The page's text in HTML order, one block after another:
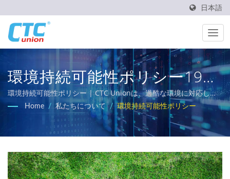
日本語
環境持続可能性ポリシー1993
年からの産業および通信ネッ
トワーク機器メーカー
環境持続可能性ポリシー | CTC Unionは、過酷な環境に対応した
信頼性が高く、温度耐性があり、頑丈な産業用ネットワーキング
ソリューションの提供に取り組んでいます。私たちの包括的な製
品ポートフォリオには、L3/L2マネージドスイッチ、PoEソリュー
のEN50155、IEC 61850-3、E-Mark要件を満たす認定イーサネッ
トスイッチが含まれています。
Home / 私たちについて / 環境持続可能性ポリシー